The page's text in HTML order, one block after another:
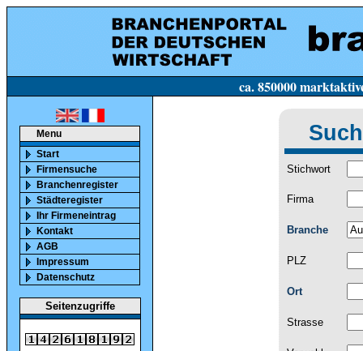
ca. 850000 marktaktive Firmen in
Menu
Start
Firmensuche
Branchenregister
Städteregister
Ihr Firmeneintrag
Kontakt
AGB
Impressum
Datenschutz
Seitenzugriffe
Stichwort
Firma
Branche
PLZ
Ort
Strasse